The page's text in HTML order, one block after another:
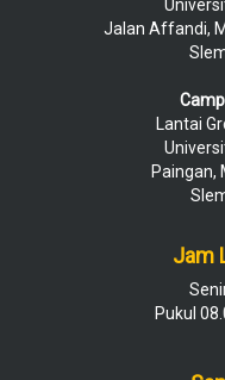
Jalan Affandi,
Lantai
Paingan,
Jam
Pukul